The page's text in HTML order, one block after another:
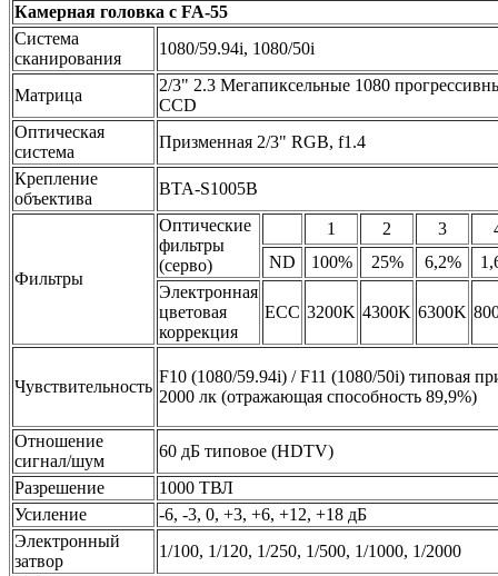
Камерная головка с FA-55
Система
сканирования
1080/59.94i, 1080/50i
Матрица
2/3" 2.3 Мегапиксельные 1080
CCD
Оптическая
система
Призменная 2/3" RGB, f1.4
Крепление
объектива
BTA-S1005B
Фильтры
Оптические
фильтры
(серво)
1 2 3
ND
100% 25% 6,2%
Электронная
цветовая
коррекция
ECC 3200K 4300K 6300K
Чувствительность
F10 (1080/59.94i) / F11 (1080/50i) типовая
2000 лк (отражающая способность 89,9%)
Отношение
сигнал/шум
60 дБ типовое (HDTV)
Разрешение
1000 ТВЛ
Усиление
-6, -3, 0, +3, +6, +12, +18 дБ
Электронный
затвор
1/100, 1/120, 1/250, 1/500, 1/1000, 1/2000